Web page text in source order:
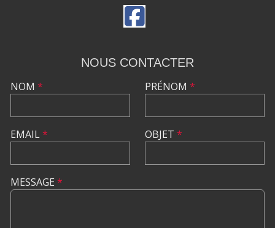
NOUS CONTACTER
NOM *
EMAIL*
PRÉNOM *
OBJET *
MESSAGE *